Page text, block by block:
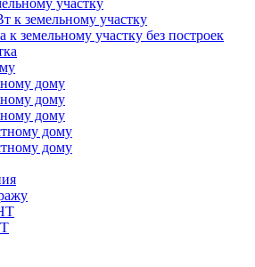
участку
к земельному участку
земельному участку без построек
дому
дому
дому
дому
дому